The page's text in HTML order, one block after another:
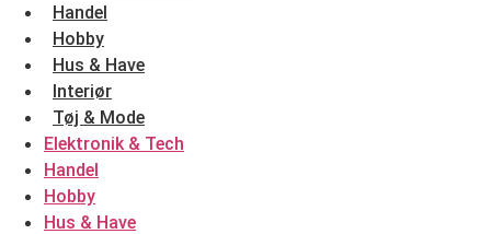
Handel
Hobby
Hus & Have
Interiør
Tøj & Mode
Elektronik & Tech
Handel
Hobby
Hus & Have